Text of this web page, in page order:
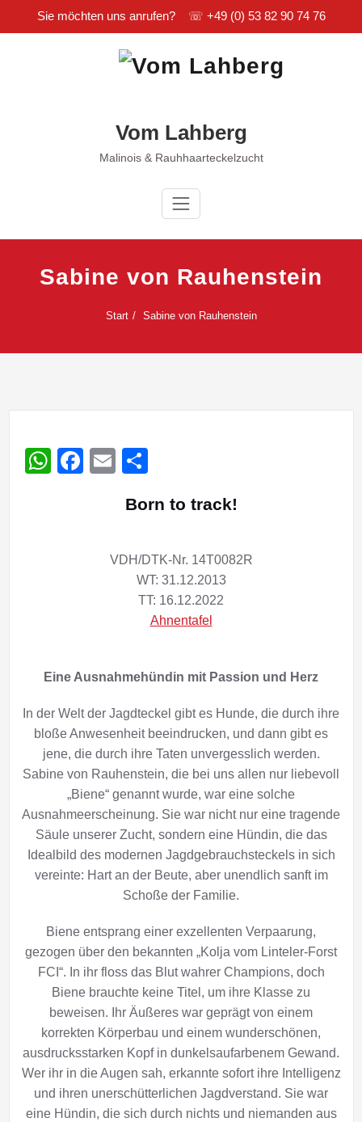
Sie möchten uns anrufen? ☏ +49 (0) 53 82 90 74 76
Vom Lahberg
Malinois & Rauhhaarteckelzucht
Sabine von Rauhenstein
Start Sabine von Rauhenstein
WhatsApp
Facebook
Email
Born to track!
VDH/DTK-Nr. 14T0082R
WT: 31.12.2013
TT: 16.12.2022
Ahnentafel
Eine Ausnahmehündin mit Passion und Herz
In der Welt der Jagdteckel gibt es Hunde, die durch ihre
bloße Anwesenheit beeindrucken, und dann gibt es
jene, die durch ihre Taten unvergesslich werden.
Sabine von Rauhenstein, die bei uns allen nur liebevoll
„Biene“ genannt wurde, war eine solche
Ausnahmeerscheinung. Sie war nicht nur eine tragende
Säule unserer Zucht, sondern eine Hündin, die das
Idealbild des modernen Jagdgebrauchsteckels in sich
vereinte: Hart an der Beute, aber unendlich sanft im
Schoße der Familie.
Biene entsprang einer exzellenten Verpaarung,
gezogen über den bekannten „Kolja vom Linteler-Forst
FCI“. In ihr floss das Blut wahrer Champions, doch
Biene brauchte keine Titel, um ihre Klasse zu
beweisen. Ihr Äußeres war geprägt von einem
korrekten Körperbau und einem wunderschönen,
ausdrucksstarken Kopf in dunkelsaufarbenem Gewand.
Wer ihr in die Augen sah, erkannte sofort ihre Intelligenz
und ihren unerschütterlichen Jagdverstand. Sie war
eine Hündin, die sich durch nichts und niemanden aus